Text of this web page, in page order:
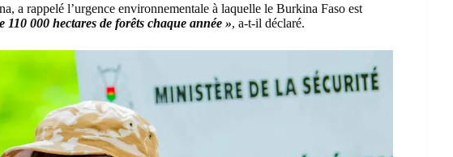
a rappelé l’urgence environnementale à laquelle le Burkina Faso est
000 hectares de forêts chaque année », a-t-il déclaré.